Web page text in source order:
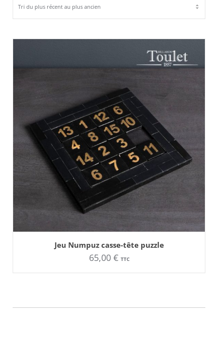
Jeu Numpuz casse-tête puzzle
65,00 € TTC